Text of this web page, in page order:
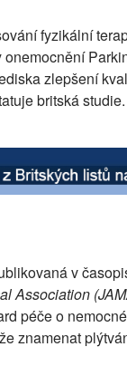
fyzikální
zlepšení
britská studie.
v
Association
péče o
znamenat